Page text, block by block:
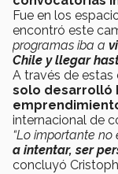
Fue en los
encontró este
programas iba a
Chile y llegar
A través de estas
solo desarrolló
internacional de
“Lo importante no
a intentar, ser
concluyó